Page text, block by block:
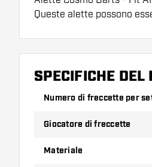
Queste alette possono
Assicuratevi di avere a
astine. Questi possono
scoprire quale variante
SPECIFICHE DEL
Numero di freccette per
Giocatore di freccette
Materiale